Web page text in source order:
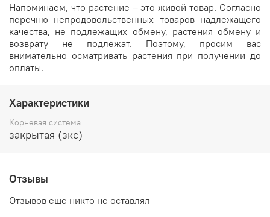
Напоминаем, что растение – это живой товар. Согласно
перечню непродовольственных товаров надлежащего
качества, не подлежащих обмену, растения обмену и
возврату не подлежат. Поэтому, просим вас
внимательно осматривать растения при получении до
оплаты.
Характеристики
Корневая система
закрытая (зкс)
Отзывы
Отзывов еще никто не оставлял